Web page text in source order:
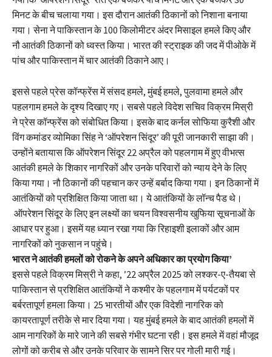
मिनट के बीच चलाया गया। इस दौरान आतंकी ठिकानों को निशाना बनाया
गया। सेना ने पाकिस्तान के 100 किलोमीटर अंदर मिसाइल हमले किए और
नौ आतंकी ठिकानों को ध्वस्त किया। भारत की स्ट्राइक की जद में पीओके में
पांच और पाकिस्तान में चार आतंकी ठिकाने आए।
इससे पहले प्रेस कॉन्फ्रेंस में संसद हमले, मुंबई हमले, पुलवामा हमले और
पहलगाम हमले के दृश्य दिखाए गए। सबसे पहले विदेश सचिव विक्रम मिस्री
ने प्रेस कॉन्फ्रेंस को संबोधित किया। इसके बाद कर्नल सोफिया कुरैशी और
विंग कमांडर व्योमिका सिंह ने ‘ऑपरेशन सिंदूर’ की पूरी जानकारी साझा की।
उन्होंने बतायास कि ऑपरेशन सिंदूर 22 अप्रैल को पहलगाम में हुए वीभत्स
आतंकी हमले के शिकार नागरिकों और उनके परिवारों को न्याय देने के लिए
किया गया। नौ ठिकानों की पहचान कर उन्हें बर्बाद किया गया। इन ठिकानों में
आतंकियों को प्रशिक्षित किया जाता था। ये आतंकियों के लॉन्च पैड थे।
ऑपरेशन सिंदूर के लिए इन लक्ष्यों का चयन विश्वसनीय खुफिया सूचनाओं के
आधार पर हुआ। इसमें यह ध्यान रखा गया कि रिहाइशी इलाकों और आम
नागरिकों को नुकसान न पहुंचे।
भारत ने आतंकी हमलों को रोकने के अपने अधिकार का प्रयोग किया’
इससे पहले विक्रम मिस्री ने कहा, ’22 अप्रैल 2025 को लश्कर-ए-तैयबा से
पाकिस्तान से प्रशिक्षित आतंकियों ने कश्मीर के पहलगाम में पर्यटकों पर
बर्बरतापूर्ण हमला किया। 25 भारतीयों और एक विदेशी नागरिक को
कायरतापूर्ण तरीके से मार दिया गया। यह मुंबई हमले के बाद आतंकी हमलों में
आम नागरिकों के मारे जाने की सबसे गंभीर घटना रही। इस हमले में वहां मौजूद
लोगों को करीब से और उनके परिवार के सामने सिर पर गोली मारी गई।